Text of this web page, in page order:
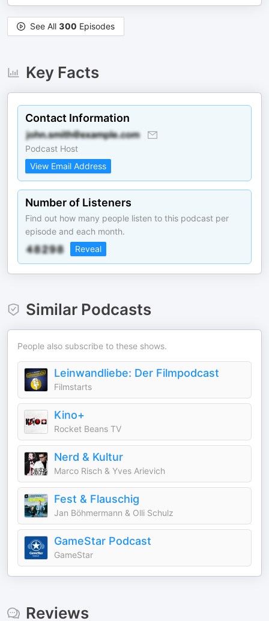
See All 300 Episodes
Key Facts
Contact Information
Podcast Host
View Email Address
Number of Listeners
Find out how many people listen to this podcast per
episode and each month.
Reveal
Similar Podcasts
People also subscribe to these shows.
Leinwandliebe: Der Filmpodcast
Filmstarts
Kino+
Rocket Beans TV
Nerd & Kultur
Marco Risch & Yves Arievich
Fest & Flauschig
Jan Böhmermann & Olli Schulz
GameStar Podcast
GameStar
Reviews